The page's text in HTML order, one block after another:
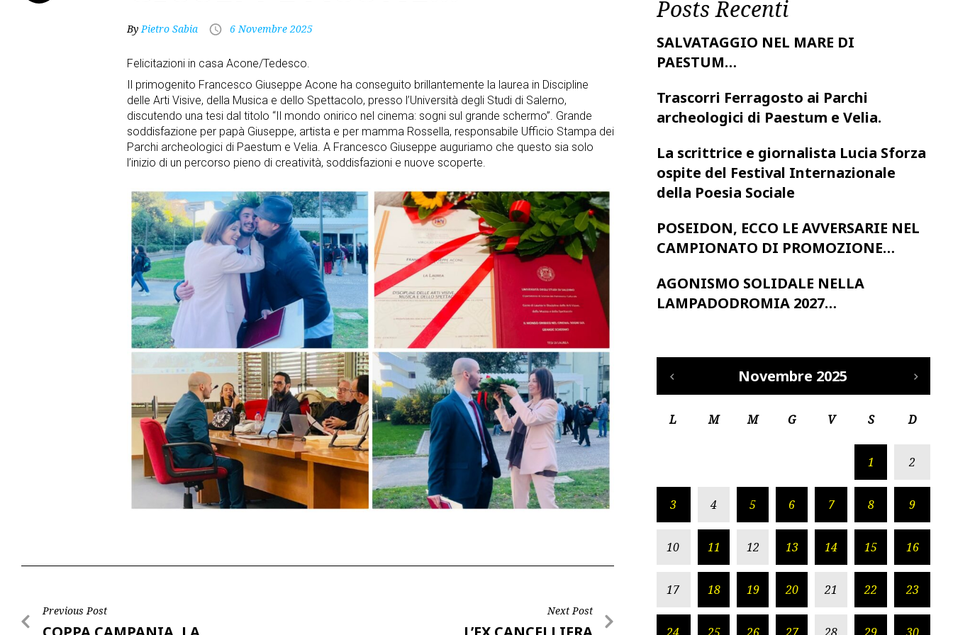
ByPietro Sabia 6 Novembre 2025
Felicitazioni in casa Acone/Tedesco.
Il primogenito Francesco Giuseppe Acone ha conseguito brillantemente la laurea in Discipline
delle Arti Visive, della Musica e dello Spettacolo, presso l’Università degli Studi di Salerno,
discutendo una tesi dal titolo “Il mondo onirico nel cinema: sogni sul grande schermo”. Grande
soddisfazione per papà Giuseppe, artista e per mamma Rossella, responsabile Ufficio Stampa dei
Parchi archeologici di Paestum e Velia. A Francesco Giuseppe auguriamo che questo sia solo
l’inizio di un percorso pieno di creatività, soddisfazioni e nuove scoperte.
Post
Previous Post Next Post
Posts Recenti
SALVATAGGIO NEL MARE DI
PAESTUM…
Trascorri Ferragosto ai Parchi
archeologici di Paestum e Velia.
La scrittrice e giornalista Lucia Sforza
ospite del Festival Internazionale
della Poesia Sociale
POSEIDON, ECCO LE AVVERSARIE NEL
CAMPIONATO DI PROMOZIONE…
AGONISMO SOLIDALE NELLA
LAMPADODROMIA 2027…
Novembre 2025
L M M G V S D
1 2
3 4 5 6 7 8 9
10 11 12 13 14 15 16
17 18 19 20 21 22 23